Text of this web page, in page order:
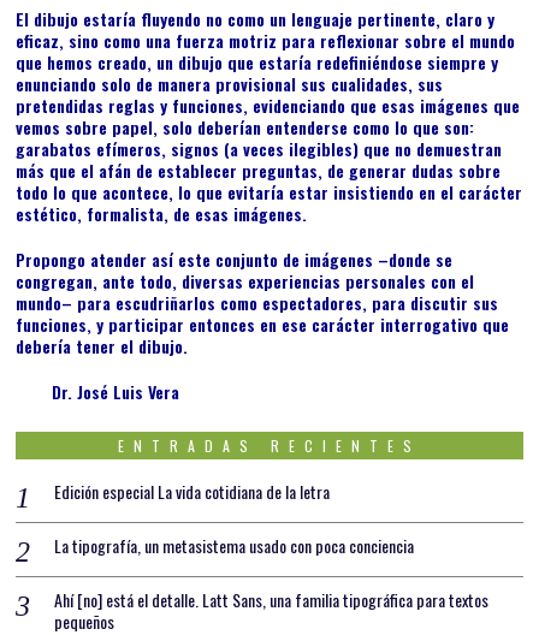
El dibujo estaría fluyendo no como un lenguaje pertinente, claro y
eficaz, sino como una fuerza motriz para reflexionar sobre el mundo
que hemos creado, un dibujo que estaría redefiniéndose siempre y
enunciando solo de manera provisional sus cualidades, sus
pretendidas reglas y funciones, evidenciando que esas imágenes que
vemos sobre papel, solo deberían entenderse como lo que son:
garabatos efímeros, signos (a veces ilegibles) que no demuestran
más que el afán de establecer preguntas, de generar dudas sobre
todo lo que acontece, lo que evitaría estar insistiendo en el carácter
estético, formalista, de esas imágenes.
Propongo atender así este conjunto de imágenes –donde se
congregan, ante todo, diversas experiencias personales con el
mundo– para escudriñarlos como espectadores, para discutir sus
funciones, y participar entonces en ese carácter interrogativo que
debería tener el dibujo.
Dr. José Luis Vera
ENTRADAS RECIENTES
Edición especial La vida cotidiana de la letra
La tipografía, un metasistema usado con poca conciencia
Ahí [no] está el detalle. Latt Sans, una familia tipográfica para textos
pequeños